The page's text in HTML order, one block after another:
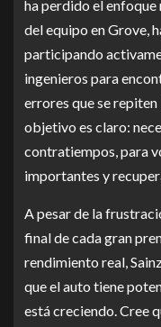
ha perdido el enfoque
del equipo en Grove,
participando
ingenieros para
errores que se repiten
objetivo es claro:
contratiempos, para
importantes y
A pesar de la
final de cada gran
rendimiento real,
que el auto tiene
está creciendo. Cree